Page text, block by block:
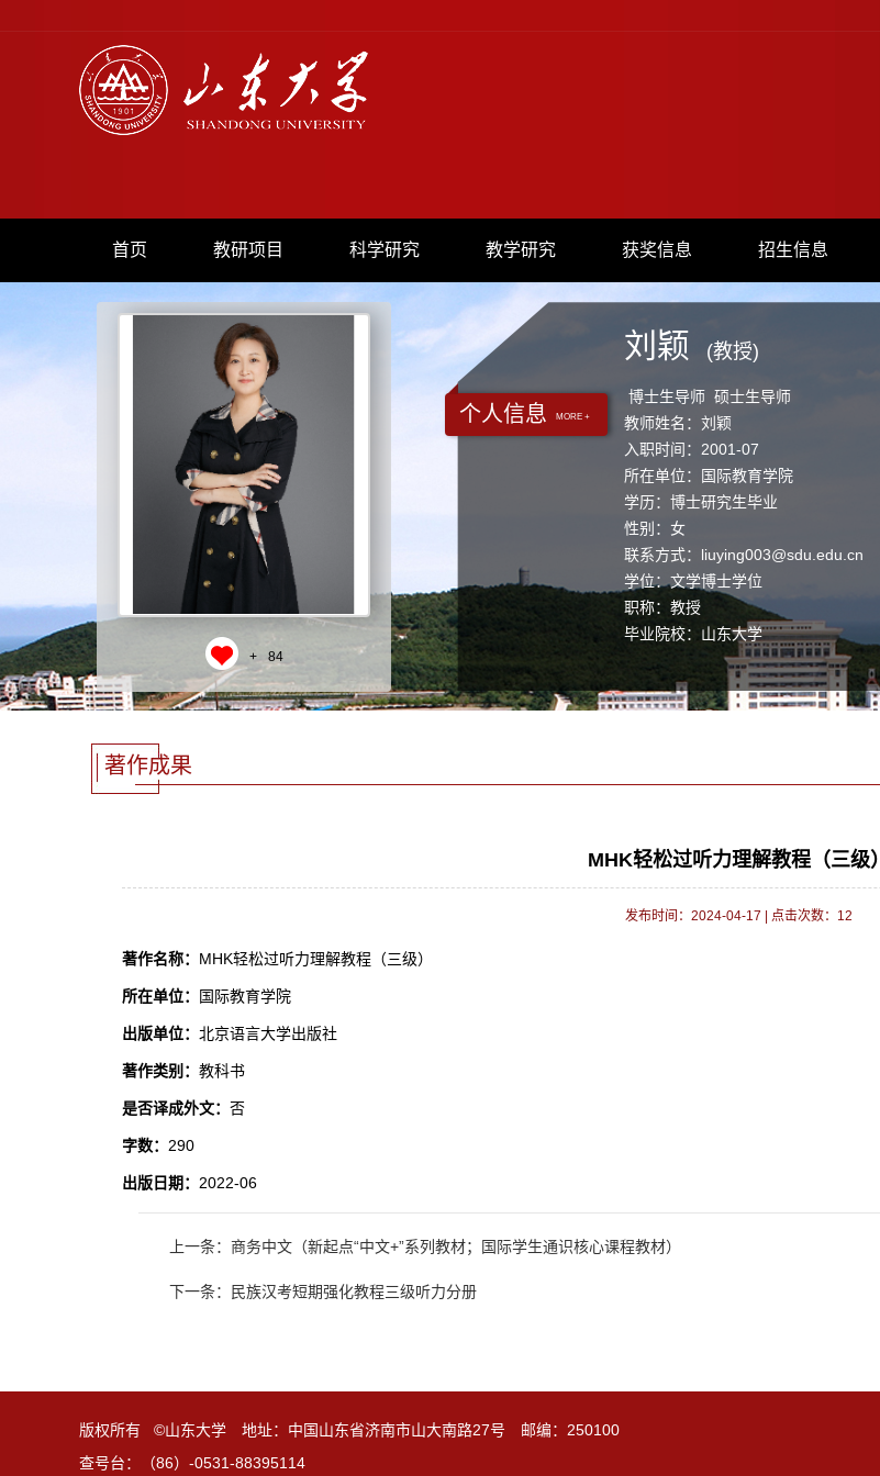
首页 教研项目 科学研究 教学研究 获奖信息 招生信息
+ 84
个人信息 MORE +
刘颖 (教授)
博士生导师 硕士生导师
教师姓名：刘颖
入职时间：2001-07
所在单位：国际教育学院
学历：博士研究生毕业
性别：女
联系方式： liuying003@sdu.edu.cn
学位：文学博士学位
职称：教授
毕业院校：山东大学
著作成果
MHK轻松过听力理解教程（三级）
发布时间：2024-04-17 点击次数： 12
著作名称： MHK轻松过听力理解教程（三级）
所在单位： 国际教育学院
出版单位： 北京语言大学出版社
著作类别： 教科书
是否译成外文： 否
字数： 290
出版日期： 2022-06
上一条：商务中文（新起点“中文+”系列教材；国际学生通识核心课程教材）
下一条：民族汉考短期强化教程三级听力分册
版权所有 ©山东大学 地址：中国山东省济南市山大南路27号 邮编：250100
查号台：（86）-0531-88395114